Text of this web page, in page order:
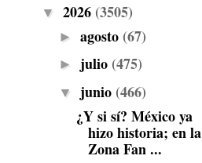
▼ 2026 (3505)
► agosto (67)
► julio (475)
▼ junio (466)
¿Y si sí? México ya
hizo historia; en la
Zona Fan ...